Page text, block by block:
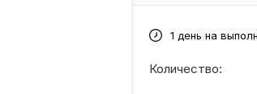
1 день на
Количество: